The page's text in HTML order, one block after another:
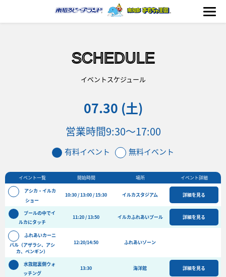
イベント
フード&ショップ
海の生きもの
おもちゃ王国
アクセス＆周辺情報
SCHEDULE
イベントスケジュール
07.30 (土)
営業時間9:30〜17:00
有料イベント 無料イベント
イベント一覧 開始時間 場所 イベント詳細
アシカ・イルカ
ショー
10:30 / 13:00 / 15:30 イルカスタジアム 詳細を見る
プールの中でイ
ルカにタッチ
11:20 / 13:50 イルカふれあいプール 詳細を見る
ふれあいカーニ
バル（アザラシ、アシ
カ、ペンギン）
12:20/14:50 ふれあいゾーン
水族館裏側ウォ
ッチング
13:30 海洋館 詳細を見る